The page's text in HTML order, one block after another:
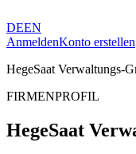
DEEN
AnmeldenKonto erstellen
HegeSaat Verwaltungs-
FIRMENPROFIL
HegeSaat